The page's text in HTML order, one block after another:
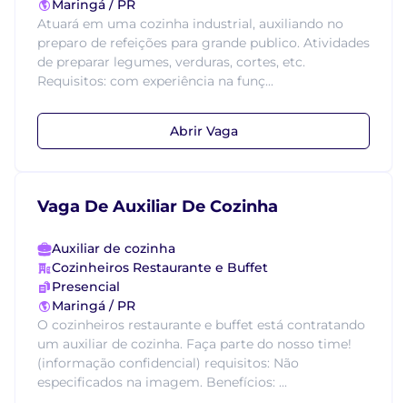
Maringá / PR
Atuará em uma cozinha industrial, auxiliando no
preparo de refeições para grande publico. Atividades
de preparar legumes, verduras, cortes, etc.
Requisitos: com experiência na funç...
Abrir Vaga
Vaga De Auxiliar De Cozinha
Auxiliar de cozinha
Cozinheiros Restaurante e Buffet
Presencial
Maringá / PR
O cozinheiros restaurante e buffet está contratando
um auxiliar de cozinha. Faça parte do nosso time!
(informação confidencial) requisitos: Não
especificados na imagem. Benefícios: ...